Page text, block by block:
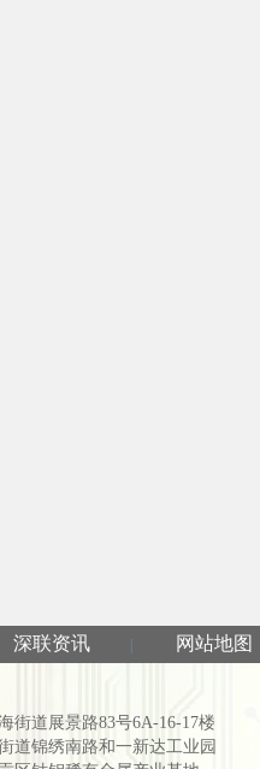
深联资讯 网站地图
街道展景路83号6A-16-17楼
道锦绣南路和一新达工业园